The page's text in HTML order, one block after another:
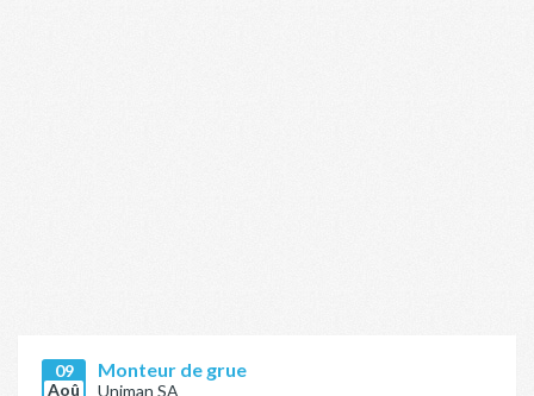
09
Aoû
Monteur de grue
Uniman SA